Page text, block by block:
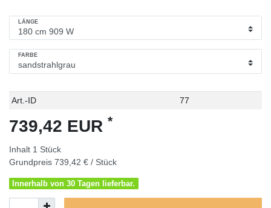
LÄNGE
FARBE
Technisches
Wert
Art.-ID 77
739,42 EUR *
Inhalt 1 Stück
Grundpreis 739,42 € / Stück
Innerhalb von 30 Tagen lieferbar.